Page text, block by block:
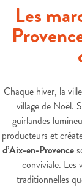
Les
Chaque hiver, la
village de Noël.
guirlandes
producteurs et
d’Aix-en-Provence
conviviale. Les
traditionnelles